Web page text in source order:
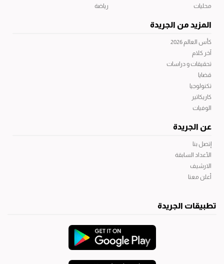
محليات
رياضة
المزيد من الجريدة
كأس العالم 2026
آخر كلام
تحقيقات و دراسات
قضايا
تكنولوجيا
كاريكاتير
الوفيات
عن الجريدة
إتصل بنا
الأعداد السابقة
الارشيف
أعلن معنا
تطبيقات الجريدة